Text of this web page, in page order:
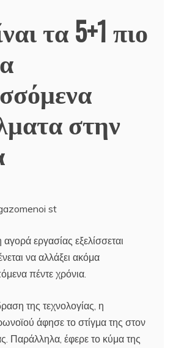
τα 5+1 πιο
στην
αγορά εργασίας εξελίσσεται
να αλλάξει ακόμα
πέντε χρόνια.
της τεχνολογίας, η
άφησε το στίγμα της στον
Παράλληλα, έφερε το κύμα της